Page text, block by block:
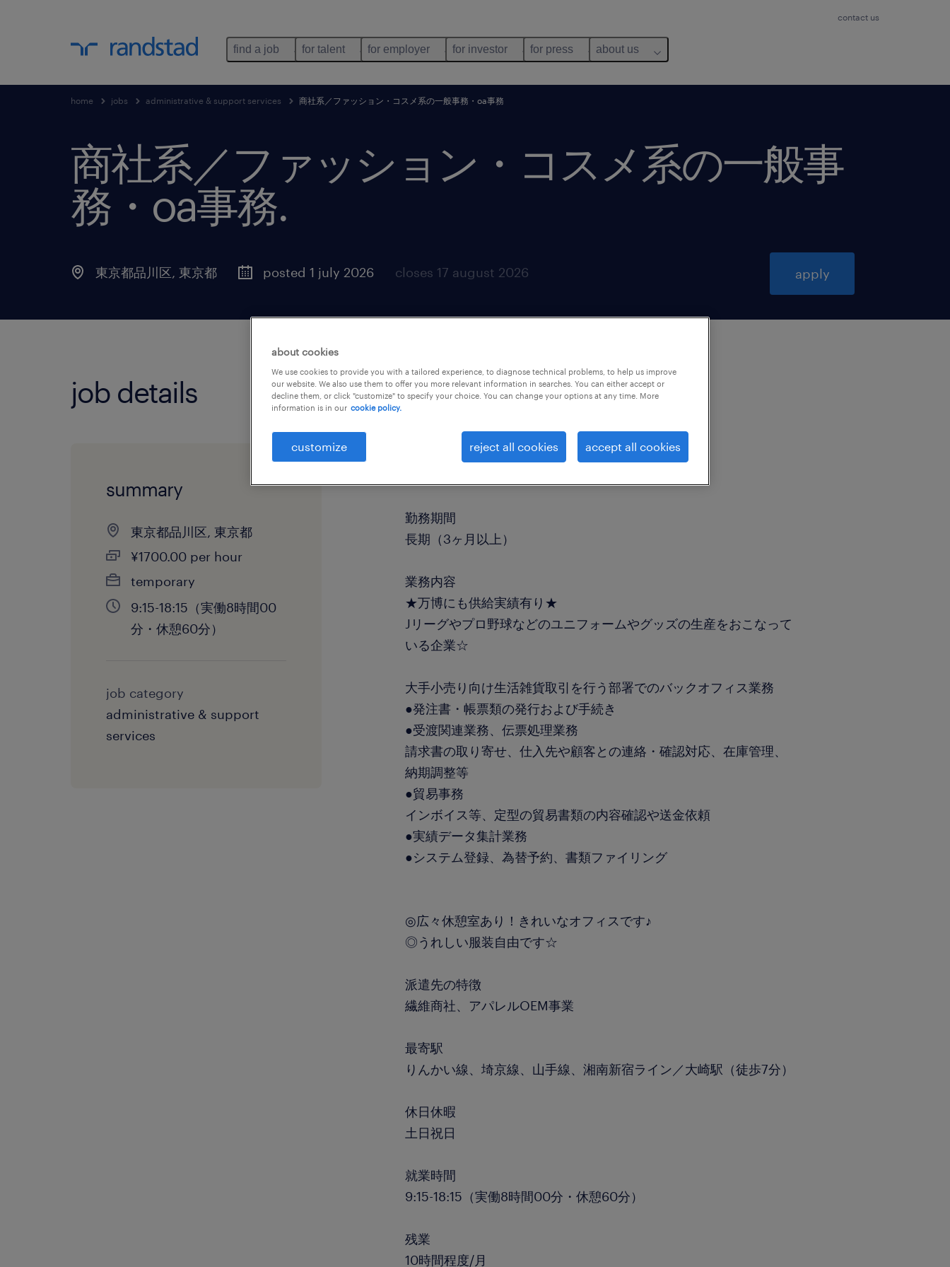
contact us
find a job for talent for employer for investor for press about us
home jobs administrative & support services 商社系／ファッション・コスメ系の一般事務・oa事務
商社系／ファッション・コスメ系の一般事
務・oa事務.
東京都品川区, 東京都 posted 1 july 2026 closes 17 august 2026 apply
job details
summary
東京都品川区, 東京都
¥1700.00 per hour
temporary
9:15-18:15（実働8時間00
分・休憩60分）
job category
administrative & support
services
勤務期間
長期（3ヶ月以上）
業務内容
★万博にも供給実績有り★
Jリーグやプロ野球などのユニフォームやグッズの生産をおこなって
いる企業☆
大手小売り向け生活雑貨取引を行う部署でのバックオフィス業務
●発注書・帳票類の発行および手続き
●受渡関連業務、伝票処理業務
請求書の取り寄せ、仕入先や顧客との連絡・確認対応、在庫管理、
納期調整等
●貿易事務
インボイス等、定型の貿易書類の内容確認や送金依頼
●実績データ集計業務
●システム登録、為替予約、書類ファイリング
◎広々休憩室あり！きれいなオフィスです♪
◎うれしい服装自由です☆
派遣先の特徴
繊維商社、アパレルOEM事業
最寄駅
りんかい線、埼京線、山手線、湘南新宿ライン／大崎駅（徒歩7分）
休日休暇
土日祝日
就業時間
9:15-18:15（実働8時間00分・休憩60分）
残業
10時間程度/月
about cookies
We use cookies to provide you with a tailored experience, to diagnose technical problems, to help us improve
our website. We also use them to offer you more relevant information in searches. You can either accept or
decline them, or click "customize" to specify your choice. You can change your options at any time. More
information is in our cookie policy.
customize reject all cookies accept all cookies